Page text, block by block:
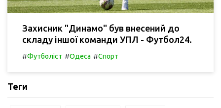
Захисник "Динамо" був внесений до
складу іншої команди УПЛ - Футбол24.
#Футболіст #Одеса #Спорт
Теги